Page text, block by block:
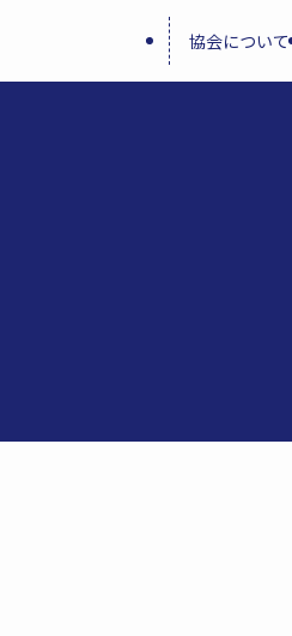
協会について